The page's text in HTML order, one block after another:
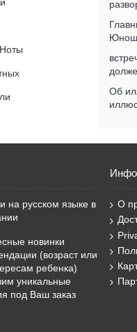
Об
на русском языке в
новинки
(возраст или
ребенка)
уникальные
под Ваш заказ
О